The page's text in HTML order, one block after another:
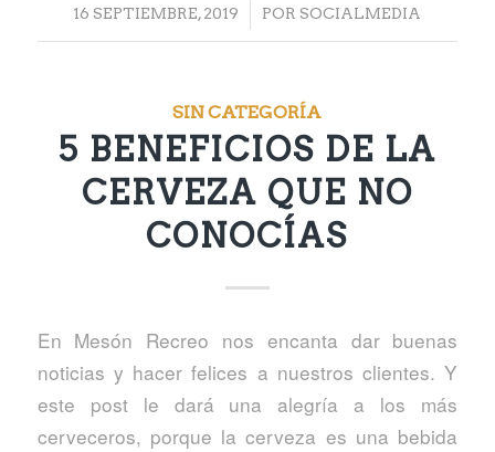
16 SEPTIEMBRE, 2019
/ PORSOCIALMEDIA
SIN CATEGORÍA
5 BENEFICIOS DE LA
CERVEZA QUE NO
CONOCÍAS
En Mesón Recreo nos encanta dar buenas
noticias y hacer felices a nuestros clientes. Y
este post le dará una alegría a los más
cerveceros, porque la cerveza es una bebida